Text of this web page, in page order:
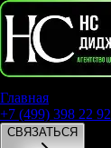
Главная
+7 (499) 398 22 92
СВЯЗАТЬСЯ